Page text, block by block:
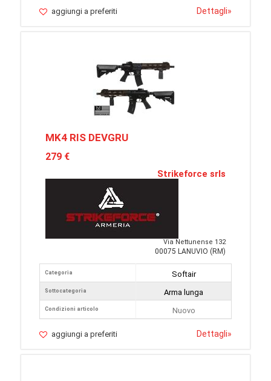
aggiungi a preferiti Dettagli»
MK4 RIS DEVGRU
279 €
Strikeforce srls
Via Nettunense 132
00075 LANUVIO (RM)
Categoria
Sottocategoria
Condizioni articolo
Softair
Arma lunga
Nuovo
aggiungi a preferiti Dettagli»